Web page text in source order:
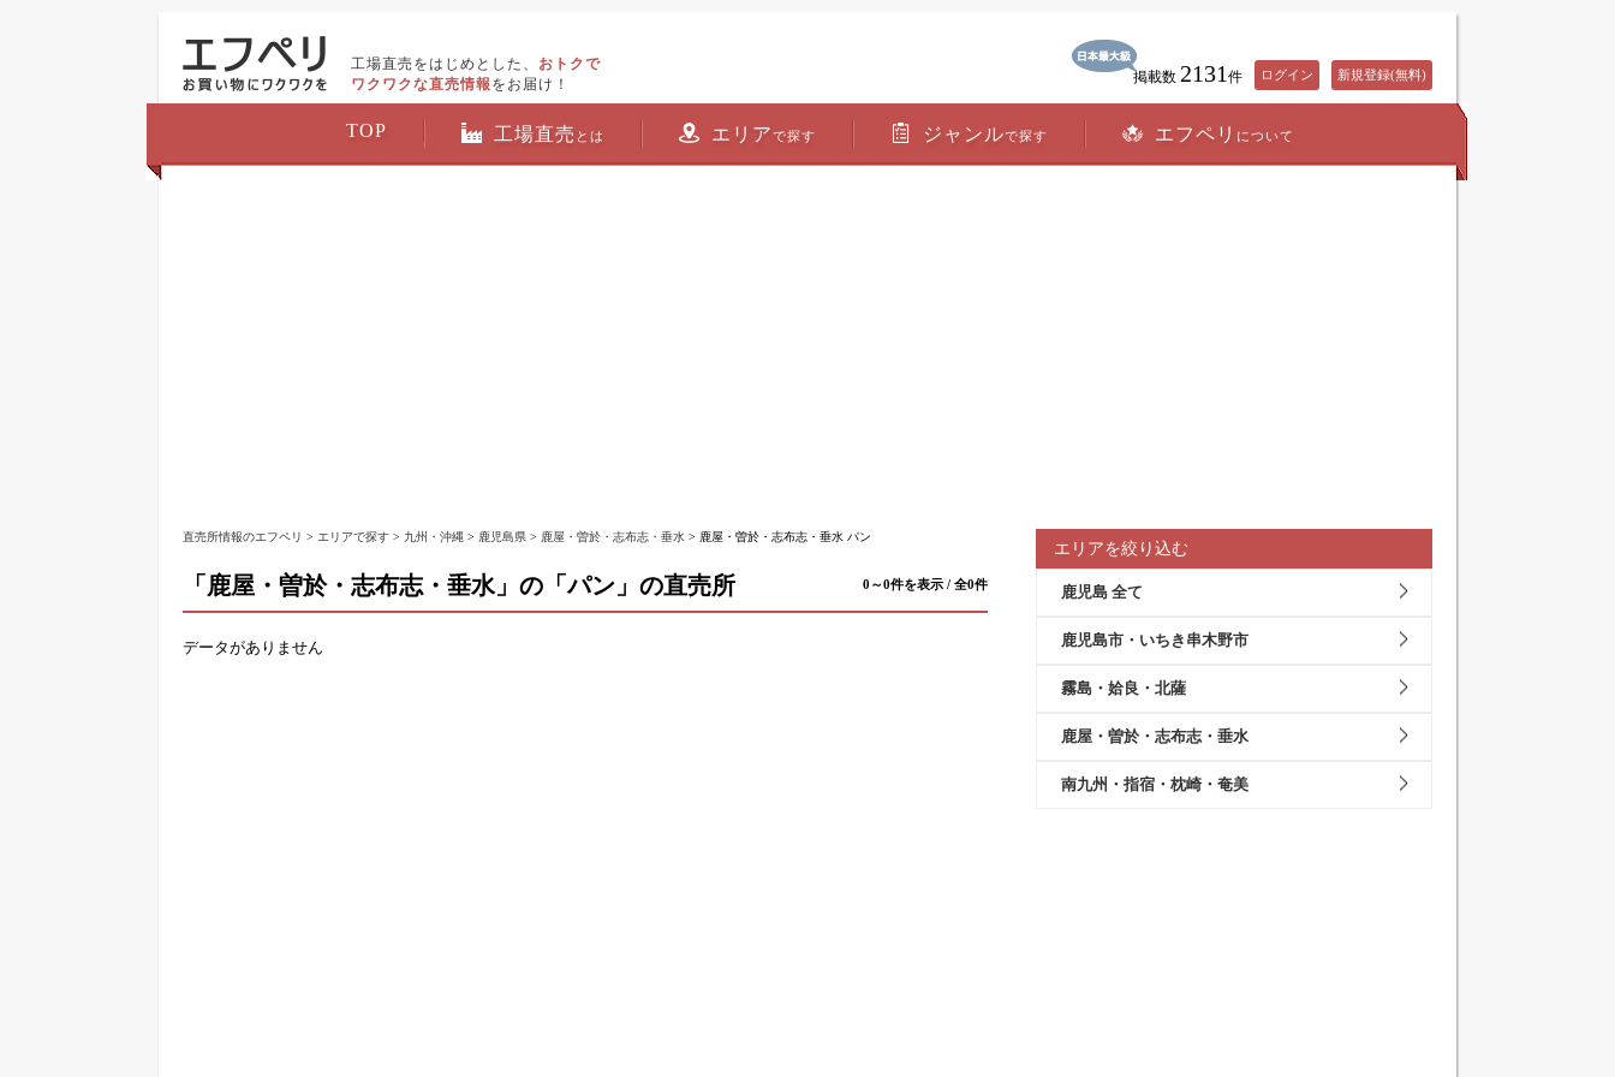
工場直売をはじめとした、 おトクで
ワクワクな直売情報 をお届け！ 掲載数 2131 件 ログイン 新規登録(無料)
TOP 工場直売 とは エリアで探す ジャンルで探す エフペリ について
直売所情報のエフペリ > エリアで探す > 九州・沖縄 > 鹿児島県 > 鹿屋・曽於・志布志・垂水 > 鹿屋・曽於・志布志・垂水 パン
「鹿屋・曽於・志布志・垂水」の「パン」の直売所 0～0件を表示 / 全0件
データがありません
エリアを絞り込む
鹿児島 全て
鹿児島市・いちき串木野市
霧島・姶良・北薩
鹿屋・曽於・志布志・垂水
南九州・指宿・枕崎・奄美